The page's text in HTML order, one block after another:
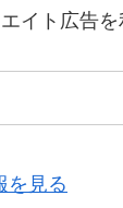
イト広告を
を見る